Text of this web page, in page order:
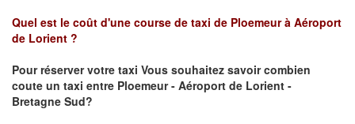
Quel est le coût d'une course de taxi de Ploemeur à Aéroport
de Lorient ?
Pour réserver votre taxi Vous souhaitez savoircombien
coute un taxi entre Ploemeur - Aéroport de Lorient -
Bretagne Sud?